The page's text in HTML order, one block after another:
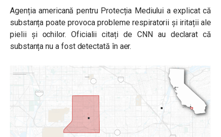
Agenția americană pentru Protecția Mediului a explicat că
substanța poate provoca probleme respiratorii și iritații ale
pielii și ochilor. Oficialii citați de CNN au declarat că
substanța nu a fost detectată în aer.